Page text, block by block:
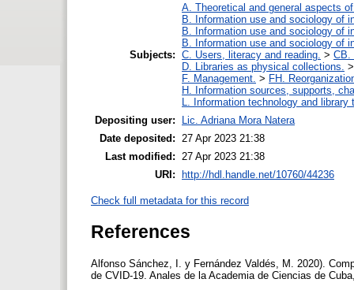
Subjects:
A. Theoretical and general aspects
B. Information use and sociology of
B. Information use and sociology of
B. Information use and sociology of
C. Users, literacy and reading. > CB.
D. Libraries as physical collections.
F. Management. > FH.
H. Information sources, supports,
L. Information technology and library
Depositing user:
Lic. Adriana Mora Natera
Date deposited:
27 Apr 2023 21:38
Last modified:
27 Apr 2023 21:38
URI:
http://hdl.handle.net/10760/44236
Check full metadata for this record
References
Alfonso Sánchez, I. y Fernández Valdés, M. 2020).
de CVID-19. Anales de la Academia de Ciencias de